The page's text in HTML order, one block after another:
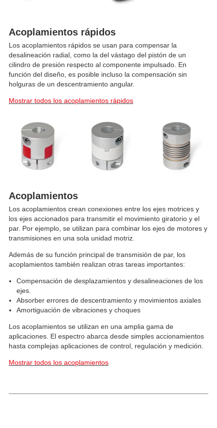
Acoplamientos rápidos
Los acoplamientos rápidos se usan para compensar la
desalineación radial, como la del vástago del pistón de un
cilindro de presión respecto al componente impulsado. En
función del diseño, es posible incluso la compensación sin
holguras de un descentramiento angular.
Mostrar todos los acoplamientos rápidos
Acoplamientos
Los acoplamientos crean conexiones entre los ejes motrices y
los ejes accionados para transmitir el movimiento giratorio y el
par. Por ejemplo, se utilizan para combinar los ejes de motores y
transmisiones en una sola unidad motriz.
Además de su función principal de transmisión de par, los
acoplamientos también realizan otras tareas importantes:
Compensación de desplazamientos y desalineaciones de los
ejes.
Absorber errores de descentramiento y movimientos axiales
Amortiguación de vibraciones y choques
Los acoplamientos se utilizan en una amplia gama de
aplicaciones. El espectro abarca desde simples accionamientos
hasta complejas aplicaciones de control, regulación y medición.
Mostrar todos los acoplamientos